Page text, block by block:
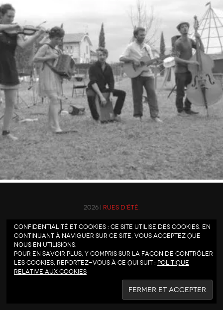
2026 | Rues d'été.
Confidentialité et cookies : ce site utilise des cookies. En
continuant à naviguer sur ce site, vous acceptez que
nous en utilisions.
Pour en savoir plus, y compris sur la façon de contrôler
les cookies, reportez-vous à ce qui suit : Politique
relative aux cookies